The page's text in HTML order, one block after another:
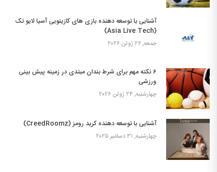
آشنایی با توسعه دهنده بازی های کازینویی آسیا لایو تک
(Asia Live Tech)
جمعه, ۲۶ ژوئن ۲۰۲۶
۶ نکته مهم برای شرط بندان مبتدی در زمینه پیش بینی
ورزشی
چهارشنبه, ۲۴ ژوئن ۲۰۲۶
آشنایی با توسعه دهنده کرید رومز (CreedRoomz)
چهارشنبه, ۳۱ دسامبر ۲۰۲۵